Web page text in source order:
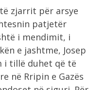
zjarrit për arsye
patjetër
i mendimit, i
e jashtme, Josep
i tillë duhet që të
në Rripin e Gazës